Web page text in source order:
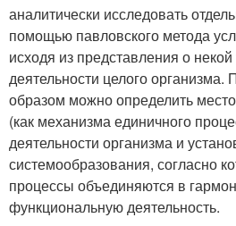
аналитически исследовать
помощью павловского метода
исходя из представления о
деятельности целого
образом можно определить
(как механизма единичного
деятельности организма и
системообразования, согласно
процессы объединяются в
функциональную деятельность.